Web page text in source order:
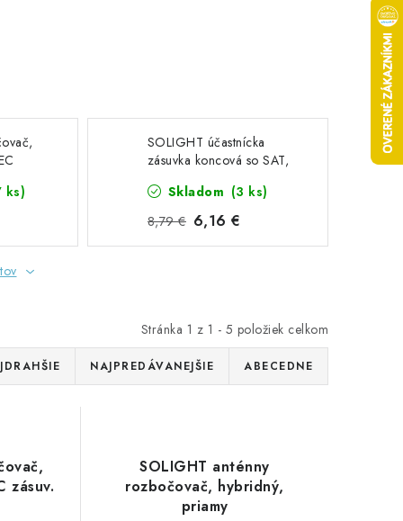
ks)
SOLIGHT účastnícka
zásuvka koncová so SAT,
Skladom (3 ks)
8,79 € 6,16 €
Stránka 1 z 1 - 5 položiek celkom
NAJPREDÁVANEJŠIE ABECEDNE
zásuv.
SOLIGHT anténny
rozbočovač, hybridný,
priamy